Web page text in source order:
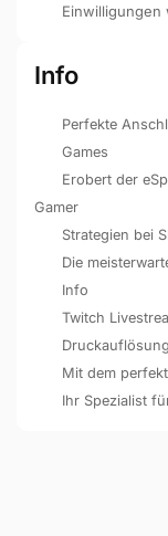
Einwilligungen
Info
Perfekte
Games
Erobert der
Gamer
Strategien bei
Die
Info
Twitch
Mit dem
Ihr Spezialist